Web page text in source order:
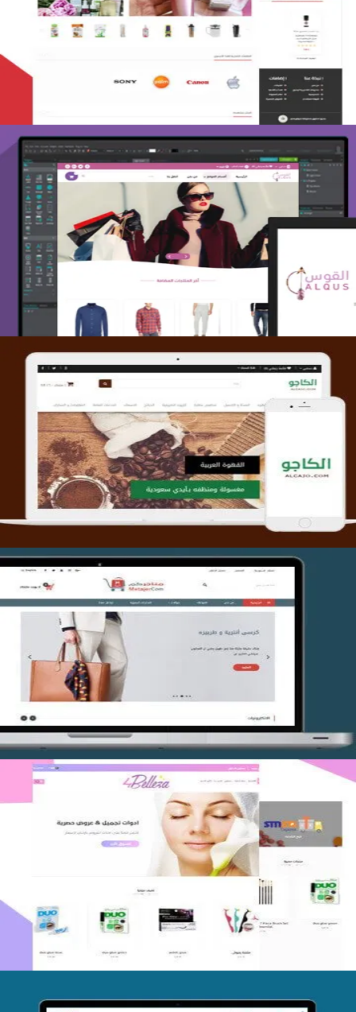
التفاصيل
تصميم متجر القوس
التفاصيل
تصميم متجر الكاجو
التفاصيل
تصميم متجر متاجركم
اعادة تصميم متجر فوربليزا
التفاصيل